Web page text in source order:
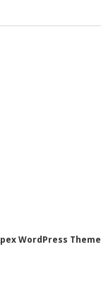
WordPress Theme